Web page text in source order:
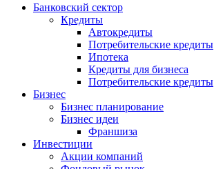
Банковский сектор
Кредиты
Автокредиты
Потребительские кредиты
Ипотека
Кредиты для бизнеса
Потребительские кредиты
Бизнес
Бизнес планирование
Бизнес идеи
Франшиза
Инвестиции
Акции компаний